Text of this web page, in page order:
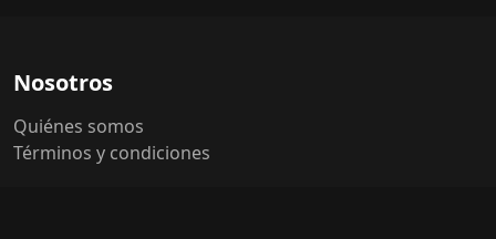
Nosotros
Quiénes somos
Términos y condiciones